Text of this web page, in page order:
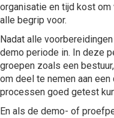
organisatie en tijd kost om
alle begrip voor.
Nadat alle
demo periode in. In deze
groepen zoals een
om deel te nemen aan
processen goed getest
En als de demo- of